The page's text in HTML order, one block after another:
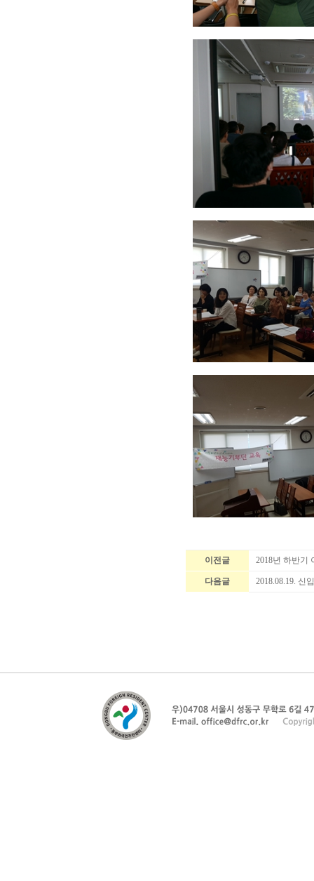
이전글 2018년 하반기
다음글 2018.08.19. 신